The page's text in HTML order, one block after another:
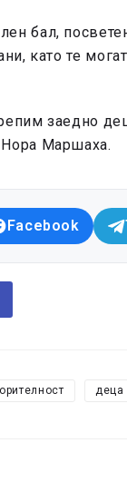
бал,
като те
заедно
Нора Маршаха.
Facebook
деца